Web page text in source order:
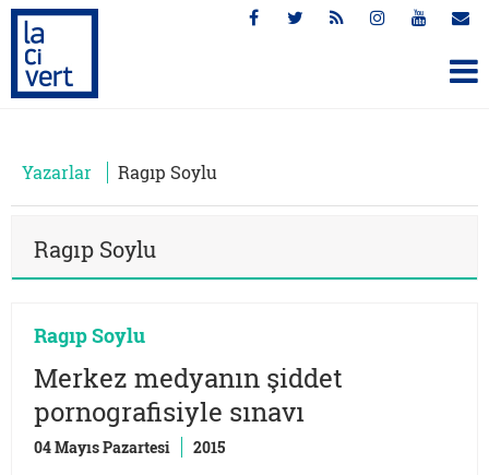
Yazarlar Ragıp Soylu
Ragıp Soylu
Ragıp Soylu
Merkez medyanın şiddet
pornografisiyle sınavı
04 Mayıs Pazartesi 2015